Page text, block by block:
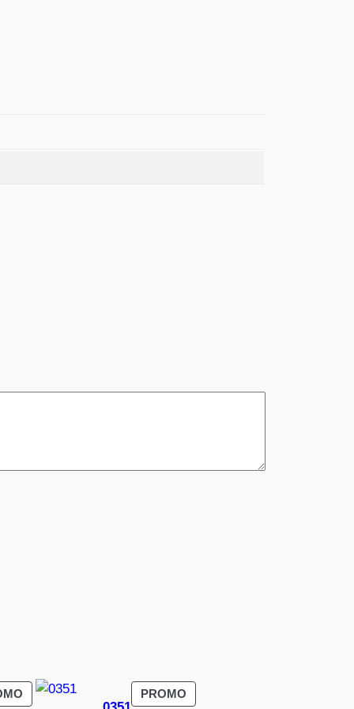
PRODUIT
PROMOPRODUIT